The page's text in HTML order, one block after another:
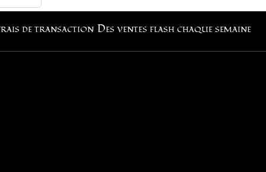
de transaction Des ventes flash chaque semaine